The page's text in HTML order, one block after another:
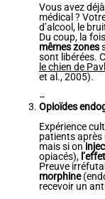
Vous avez
médical ?
d’alcool, le
Du coup, la
mêmes zones
sont libérées.
le chien de
et al., 2005).
–
Opioïdes
Expérience
patients
mais si on
opiacés),
Preuve
morphine
recevoir un